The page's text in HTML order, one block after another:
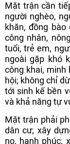
Mặt trận cần
người nghèo,
khăn, đồng
công nhân,
tuổi, trẻ em,
ngoài gặp khó
công khai, minh
hội; không chỉ
tới sinh kế bền
và khả năng tự
Mặt trận phải
dân cư; xây
no, hạnh phúc;